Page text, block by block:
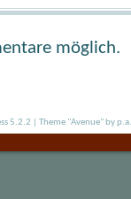
möglich.
5.2.2 Theme "Avenue" by